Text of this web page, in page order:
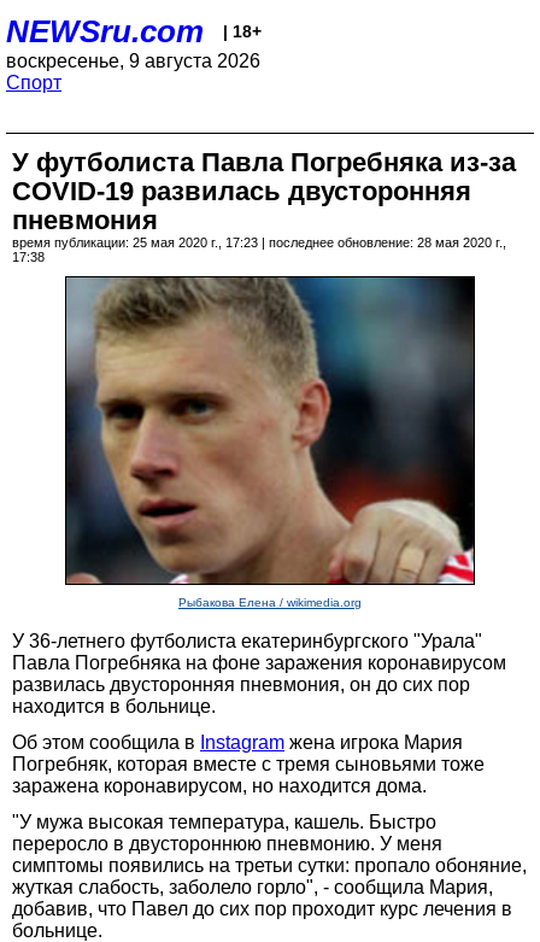
NEWSru.com | 18+
воскресенье, 9 августа 2026
Спорт
У футболиста Павла Погребняка из-за
COVID-19 развилась двусторонняя
пневмония
время публикации: 25 мая 2020 г., 17:23 | последнее обновление: 28 мая 2020 г.,
17:38
Рыбакова Елена / wikimedia.org
У 36-летнего футболиста екатеринбургского "Урала"
Павла Погребняка на фоне заражения коронавирусом
развилась двусторонняя пневмония, он до сих пор
находится в больнице.
Об этом сообщила в Instagram жена игрока Мария
Погребняк, которая вместе с тремя сыновьями тоже
заражена коронавирусом, но находится дома.
"У мужа высокая температура, кашель. Быстро
переросло в двустороннюю пневмонию. У меня
симптомы появились на третьи сутки: пропало обоняние,
жуткая слабость, заболело горло", - сообщила Мария,
добавив, что Павел до сих пор проходит курс лечения в
больнице.